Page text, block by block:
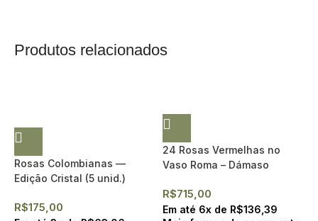
Produtos relacionados
Rosas Colombianas —
Edição Cristal (5 unid.)
R$175,00
24 Rosas Vermelhas no
Vaso Roma – Dámaso
R$715,00
Em até 6x de R$136,39